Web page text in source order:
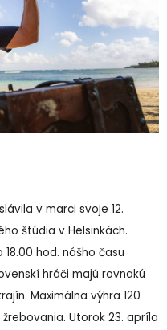
v marci svoje 12.
štúdia v Helsinkách.
hod. nášho času
hráči majú rovnakú
Maximálna výhra 120
Utorok 23. apríla